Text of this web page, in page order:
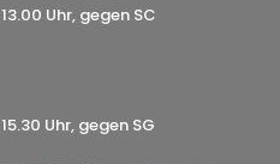
Uhr, gegen SC
Uhr, gegen SG